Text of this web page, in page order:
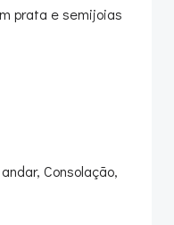
prata e semijoias
Consolação,